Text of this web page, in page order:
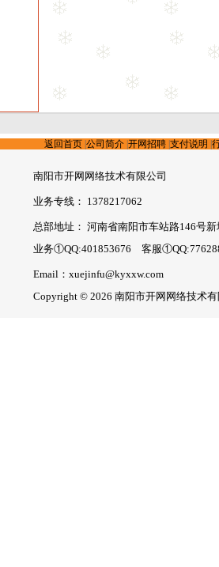
返回首页 |公司简介 |开网招聘 |支付说明 |
南阳市开网网络技术有限公司
业务专线： 1378217062
总部地址： 河南省南阳市车站路146号
业务①QQ:401853676 客服
Email：xuejinfu@kyxxw.com
Copyright © 2026 南阳市开网网络技术